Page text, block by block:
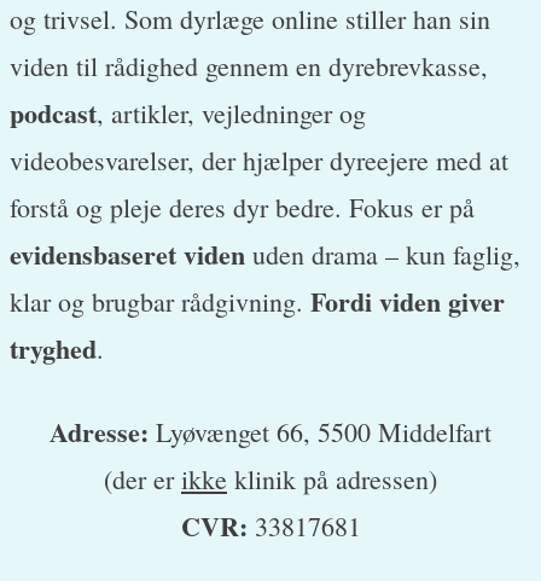
og trivsel. Som dyrlæge online stiller han sin
viden til rådighed gennem en dyrebrevkasse,
podcast, artikler, vejledninger og
videobesvarelser, der hjælper dyreejere med at
forstå og pleje deres dyr bedre. Fokus er på
evidensbaseret viden uden drama – kun faglig,
klar og brugbar rådgivning. Fordi viden giver
tryghed.
Adresse: Lyøvænget 66, 5500 Middelfart
(der erikke klinik på adressen)
CVR: 33817681